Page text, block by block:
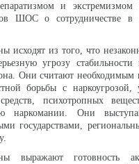
и
ШОС о сотрудничестве
исходят из того, что
угрозу
Они считают
борьбы с
средств, психотропных
наркомании. Они
государствами,
выражают готовность